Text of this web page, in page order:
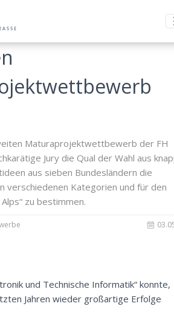
Maturaprojektwettbewerb der FH
Jury die Qual der Wahl aus
aus sieben Bundesländern die
verschiedenen Kategorien und für den
zu bestimmen.
und Technische Informatik“ konnte,
Jahren wieder großartige Erfolge